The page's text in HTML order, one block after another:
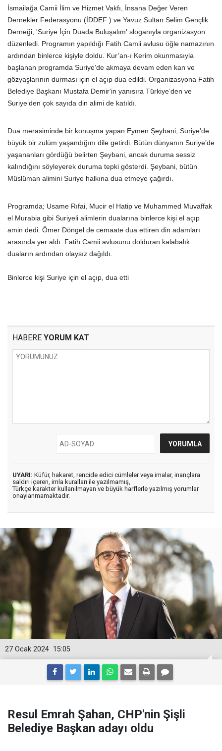
İsmailağa Camii İlim ve Hizmet Vakfı, İnsana Değer Veren
Dernekler Federasyonu (İDDEF ) ve Yavuz Sultan Selim Gençlik
Derneği, 'Suriye İçin Duada Buluşalım' sloganıyla organizasyon
düzenledi. Programın yapıldığı Fatih Camii avlusu öğle namazının
ardından binlerce kişiyle doldu. Kur’an-ı Kerim okunmasıyla
başlanan programda Suriye'de akmaya devam eden kan ve
gözyaşlarının durması için el açıp dua edildi. Organizasyona Fatih
Belediye Başkanı Mustafa Demir'in yanısıra Türkiye’den ve
Suriye’den çok sayıda din alimi de katıldı.
Dua merasiminde bir konuşma yapan Eymen Şeybani, Suriye’de
büyük bir zulüm yaşandığını dile getirdi. Bütün dünyanın Suriye’de
yaşananları gördüğü belirten Şeybani, ancak duruma sessiz
kalındığını söyleyerek duruma tepki gösterdi. Şeybani, bütün
Müslüman alimini Suriye halkına dua etmeye çağırdı.
Programda; Usame Rıfai, Mucir el Hatip ve Muhammed Muvaffak
el Murabia gibi Suriyeli alimlerin dualarına binlerce kişi el açıp
amin dedi. Ömer Döngel de cemaate dua ettiren din adamları
arasında yer aldı. Fatih Camii avlusunu dolduran kalabalık
duaların ardından olaysız dağıldı.
Binlerce kişi Suriye için el açıp, dua etti
HABERE YORUM KAT
UYARI: Küfür, hakaret, rencide edici cümleler veya imalar, inançlara
saldırı içeren, imla kuralları ile yazılmamış,
Türkçe karakter kullanılmayan ve büyük harflerle yazılmış yorumlar
onaylanmamaktadır.
15:05
27 Ocak 2024
Resul Emrah Şahan, CHP'nin Şişli
Belediye Başkan adayı oldu